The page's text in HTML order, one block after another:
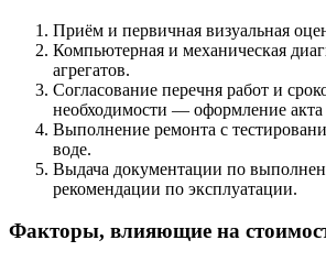
Приём и первичная визуальная
Компьютерная и механическая
агрегатов.
Согласование перечня работ и
необходимости — оформление акта
Выполнение ремонта с
воде.
Выдача документации по
рекомендации по эксплуатации.
Факторы, влияющие на